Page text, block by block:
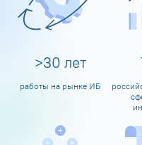
>30 лет
работы на рынке ИБ